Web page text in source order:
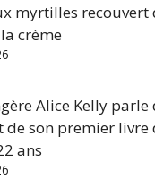
myrtilles recouvert
crème
Alice Kelly parle
de son premier livre
ans